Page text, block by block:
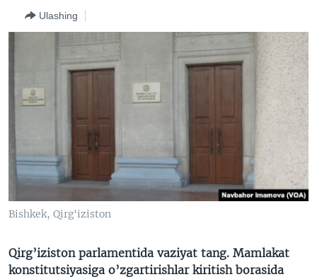
AMERIKA MANZARALARI
XALQARO HAYOT
VASHINGTON CHOYXONASI
MOBIL-SALOM!
XABARLAR SURATLARDA
IJTIMOIY TARMOQLAR
FACEBOOK
YOUTUBE
INSTAGRAM
ODNOKLASSNIKI
TELEGRAM
TWITTER
SOUNDCLOUD
INGLIZ TILI DARSLARI
VOA
Ulashing
Bishkek, Qirg'iziston
Qirg’iziston parlamentida vaziyat tang. Mamlakat
konstitutsiyasiga o’zgartirishlar kiritish borasida